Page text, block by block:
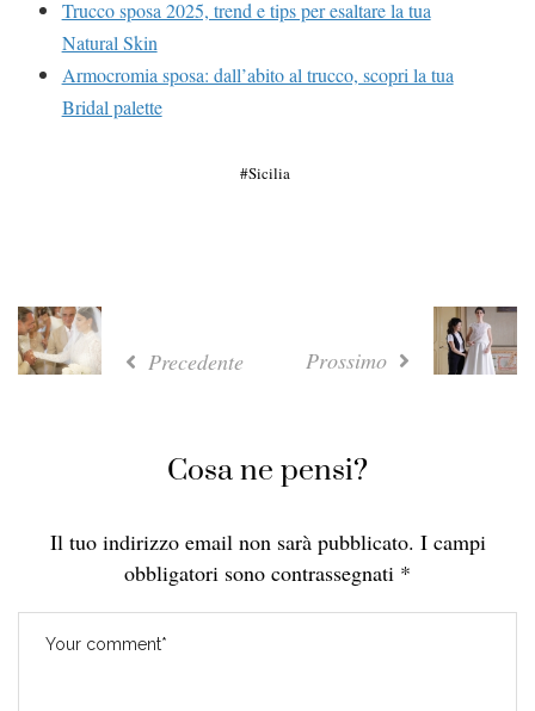
Trucco sposa 2025, trend e tips per esaltare la tua
Natural Skin
Armocromia sposa: dall’abito al trucco, scopri la tua
Bridal palette
Sicilia
Precedente Prossimo
Cosa ne pensi?
Il tuo indirizzo email non sarà pubblicato. I campi
obbligatori sono contrassegnati *